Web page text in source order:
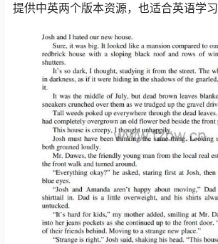
提供中英两个版本资源，也适合英语学习